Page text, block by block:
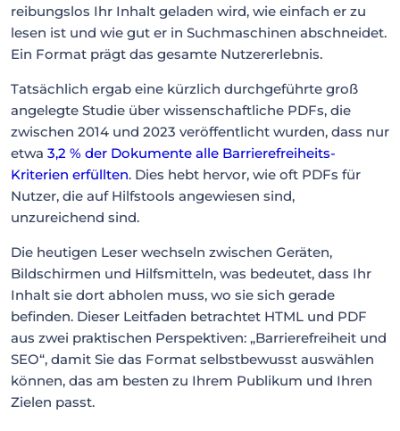
reibungslos Ihr Inhalt geladen wird, wie einfach er zu
lesen ist und wie gut er in Suchmaschinen abschneidet.
Ein Format prägt das gesamte Nutzererlebnis.
Tatsächlich ergab eine kürzlich durchgeführte groß
angelegte Studie über wissenschaftliche PDFs, die
zwischen 2014 und 2023 veröffentlicht wurden, dass nur
etwa 3,2 % der Dokumente alle Barrierefreiheits-
Kriterien erfüllten. Dies hebt hervor, wie oft PDFs für
Nutzer, die auf Hilfstools angewiesen sind,
unzureichend sind.
Die heutigen Leser wechseln zwischen Geräten,
Bildschirmen und Hilfsmitteln, was bedeutet, dass Ihr
Inhalt sie dort abholen muss, wo sie sich gerade
befinden. Dieser Leitfaden betrachtet HTML und PDF
aus zwei praktischen Perspektiven: „Barrierefreiheit und
SEO“, damit Sie das Format selbstbewusst auswählen
können, das am besten zu Ihrem Publikum und Ihren
Zielen passt.